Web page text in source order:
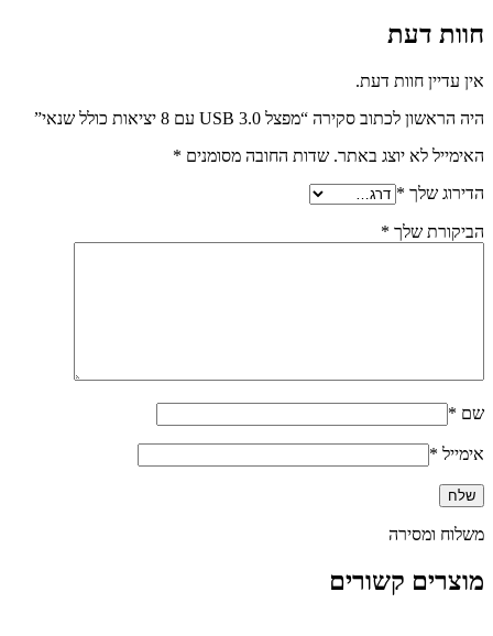
חוות דעת
אין עדיין חוות דעת.
היה הראשון לכתוב סקירה “מפצל USB 3.0 עם 8 יציאות כולל שנאי”
האימייל לא יוצג באתר. שדות החובה מסומנים *
הדירוג שלך *
הביקורת שלך *
שם *
אימייל *
משלוח ומסירה
מוצרים קשורים